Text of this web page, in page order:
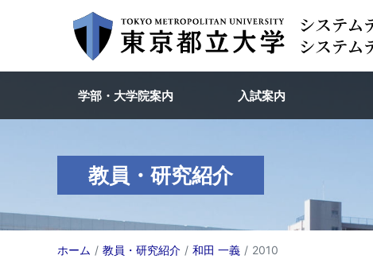
学部・大学院案内 入試案内
教員・研究紹介
ホーム 教員・研究紹介 和田 一義 2010